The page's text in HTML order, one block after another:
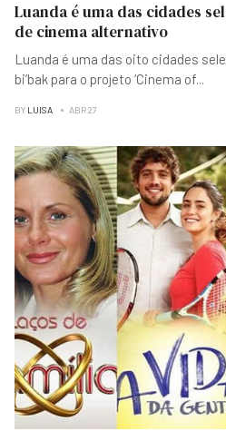
Luanda é uma das cidades
de cinema alternativo
Luanda é uma das oito cidades
bi’bak para o projeto ‘Cinema of...
BY LUISA ABR 27